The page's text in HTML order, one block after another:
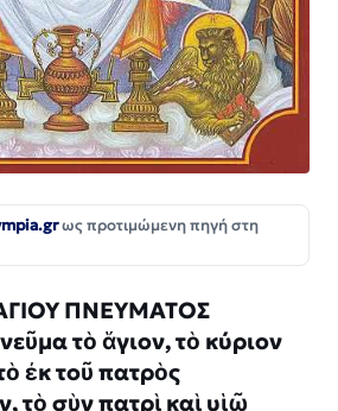
ως προτιμώμενη πηγή στη
ΠΝΕΥΜΑΤΟΣ
τὸ ἅγιον, τὸ κύριον
ἐκ τοῦ πατρὸς
τὸ σὺν πατρὶ καὶ υἱῷ